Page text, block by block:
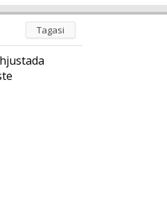
Tagasi